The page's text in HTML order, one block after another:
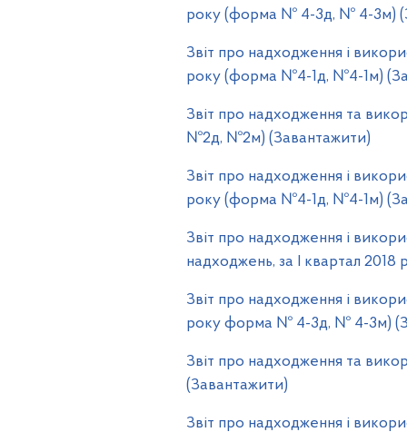
року (форма № 4-3д, № 4-3м)
Звіт про надходження і
року (форма №4-1д, №4-1м)
Звіт про надходження та
№2д, №2м) (Завантажити)
Звіт про надходження і
року (форма №4-1д, №4-1м)
Звіт про надходження і
надходжень, за І квартал
Звіт про надходження і
року форма № 4-3д, № 4-3м)
Звіт про надходження та
(Завантажити)
Звіт про надходження і